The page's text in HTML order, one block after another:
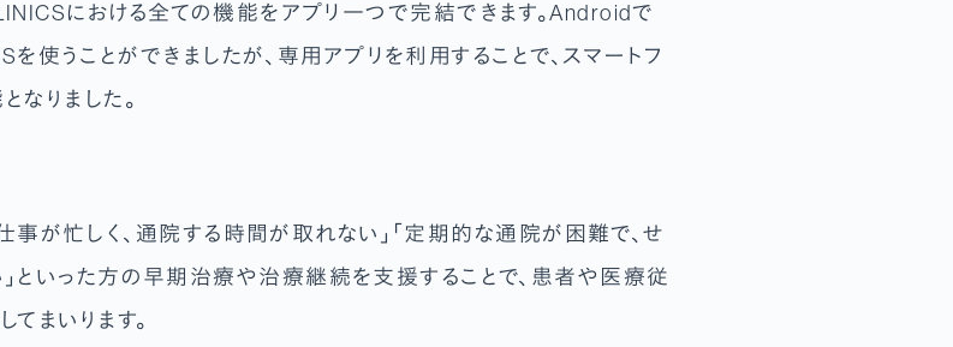
における全ての機能をアプリ一つで完結できます。Androidで
使うことができましたが、専用アプリを利用することで、スマートフ
なりました。
事が忙しく、通院する時間が取れない」「定期的な通院が困難で、せ
といった方の早期治療や治療継続を支援することで、患者や医療従
まいります。